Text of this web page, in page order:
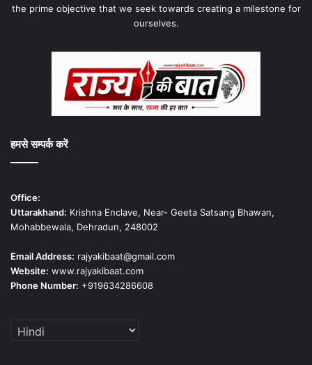
the prime objective that we seek towards creating a milestone for
ourselves.
हमसे सम्पर्क करें
Office:
Uttarakhand: Krishna Enclave, Near- Geeta Satsang Bhawan,
Mohabbewala, Dehradun, 248002
Email Address: rajyakibaat@gmail.com
Website: www.rajyakibaat.com
Phone Number: +919634286608